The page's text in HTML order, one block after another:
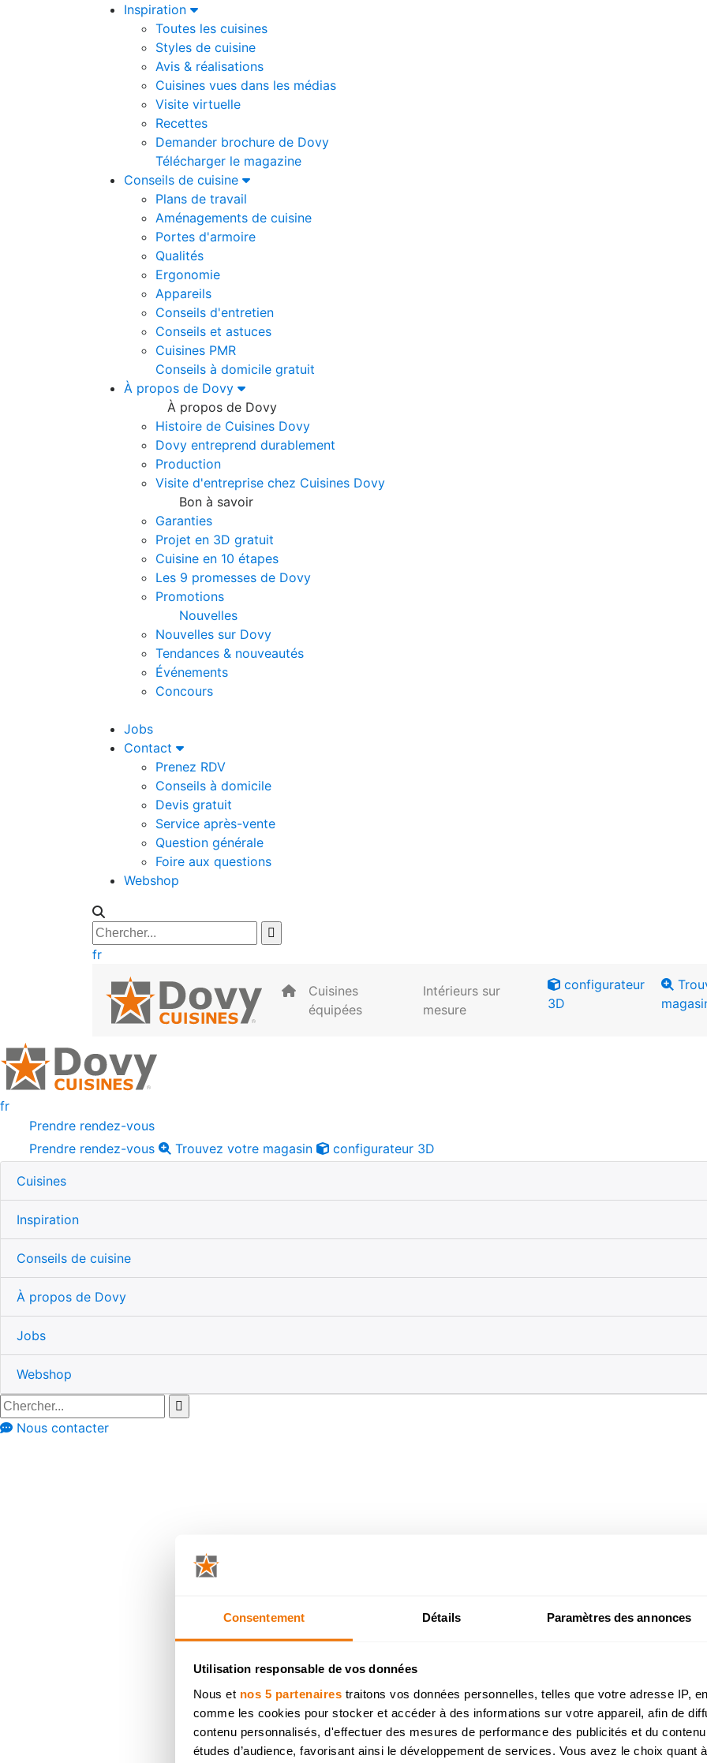
Consentement Détails Paramètres des annonces
Utilisation responsable de vos données
Nous et nos 5 partenaires traitons vos données personnelles, telles que votre adresse IP,
comme les cookies pour stocker et accéder à des informations sur votre appareil, afin de
contenu personnalisés, d'effectuer des mesures de performance des publicités et du
études d’audience, favorisant ainsi le développement de services. Vous avez le choix quant
Inspiration
Toutes les cuisines
Styles de cuisine
Avis & réalisations
Cuisines vues dans les médias
Visite virtuelle
Recettes
Demander brochure de Dovy
Télécharger le magazine
Conseils de cuisine
Plans de travail
Aménagements de cuisine
Portes d'armoire
Qualités
Ergonomie
Appareils
Conseils d'entretien
Conseils et astuces
Cuisines PMR
Conseils à domicile gratuit
À propos de Dovy
À propos de Dovy
Histoire de Cuisines Dovy
Dovy entreprend durablement
Production
Visite d'entreprise chez Cuisines Dovy
Bon à savoir
Garanties
Projet en 3D gratuit
Cuisine en 10 étapes
Les 9 promesses de Dovy
Promotions
Nouvelles
Nouvelles sur Dovy
Tendances & nouveautés
Événements
Concours
Jobs
Contact
Prenez RDV
Conseils à domicile
Devis gratuit
Service après-vente
Question générale
Foire aux questions
Webshop
fr
Cuisines
équipées
Intérieurs sur
mesure
configurateur
3D
fr
Prendre rendez-vous
Prendre rendez-vous
Trouvez votre magasin configurateur 3D
Cuisines
Inspiration
Conseils de cuisine
À propos de Dovy
Jobs
Webshop
Nous contacter